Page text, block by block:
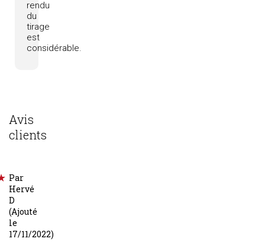
rendu
du
tirage
est
considérable.
Avis
clients
Par
Hervé
D
(Ajouté
le
17/11/2022)